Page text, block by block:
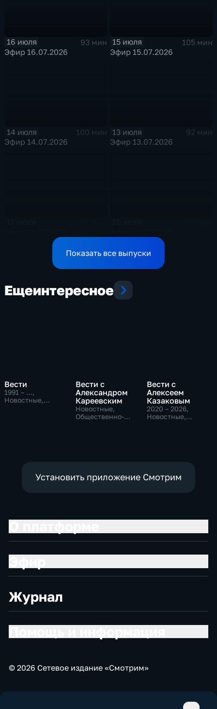
16 июля
93 мин
Эфир 16.07.2026
15 июля
105 мин
Эфир 15.07.2026
14 июля
100 мин
Эфир 14.07.2026
13 июля
92 мин
Эфир 13.07.2026
Показать все выпуски
Ещеинтересное
Вести
1991 – …,
Новостные,
Вести с
Александром
Кареевским
Новостные,
Общественно-
Вести с
Алексеем
Казаковым
2020 – 2026,
Новостные,
Установить приложение Смотрим
Журнал
© 2026 Сетевое издание «Смотрим»